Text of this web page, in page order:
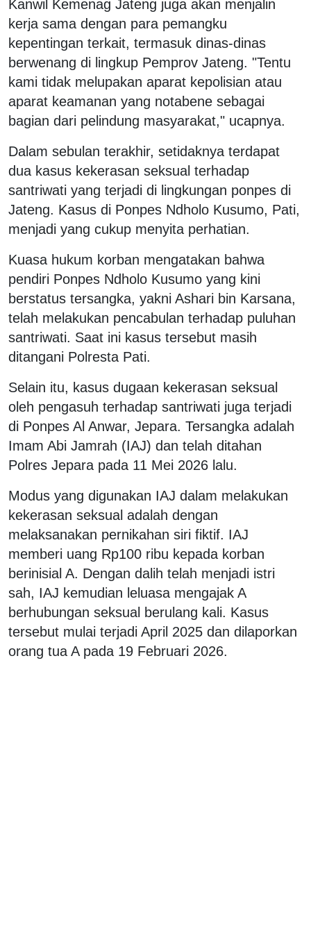
Kanwil Kemenag Jateng juga akan menjalin
kerja sama dengan para pemangku
kepentingan terkait, termasuk dinas-dinas
berwenang di lingkup Pemprov Jateng. "Tentu
kami tidak melupakan aparat kepolisian atau
aparat keamanan yang notabene sebagai
bagian dari pelindung masyarakat," ucapnya.
Dalam sebulan terakhir, setidaknya terdapat
dua kasus kekerasan seksual terhadap
santriwati yang terjadi di lingkungan ponpes di
Jateng. Kasus di Ponpes Ndholo Kusumo, Pati,
menjadi yang cukup menyita perhatian.
Kuasa hukum korban mengatakan bahwa
pendiri Ponpes Ndholo Kusumo yang kini
berstatus tersangka, yakni Ashari bin Karsana,
telah melakukan pencabulan terhadap puluhan
santriwati. Saat ini kasus tersebut masih
ditangani Polresta Pati.
Selain itu, kasus dugaan kekerasan seksual
oleh pengasuh terhadap santriwati juga terjadi
di Ponpes Al Anwar, Jepara. Tersangka adalah
Imam Abi Jamrah (IAJ) dan telah ditahan
Polres Jepara pada 11 Mei 2026 lalu.
Modus yang digunakan IAJ dalam melakukan
kekerasan seksual adalah dengan
melaksanakan pernikahan siri fiktif. IAJ
memberi uang Rp100 ribu kepada korban
berinisial A. Dengan dalih telah menjadi istri
sah, IAJ kemudian leluasa mengajak A
berhubungan seksual berulang kali. Kasus
tersebut mulai terjadi April 2025 dan dilaporkan
orang tua A pada 19 Februari 2026.